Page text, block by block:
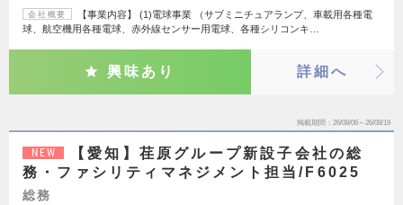
会社概要
【事業内容】 (1)電球事業 （サブミニチュアランプ、車載用各種電
球、航空機用各種電球、赤外線センサー用電球、各種シリコンキ…
興味あり 詳細へ
掲載期間 26/08/06～26/08/19
NEW
【愛知】荏原グループ新設子会社の総
務・ファシリティマネジメント担当/F6025
総務